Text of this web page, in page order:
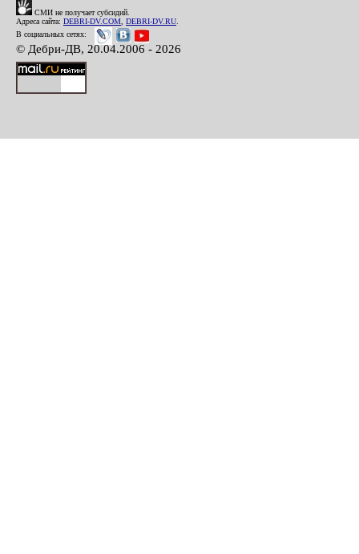
СМИ не получает субсидий.
Адреса сайта: DEBRI-DV.COM DEBRI-DV.RU
В социальных сетях:
© Дебри-ДВ, 20.04.2006 - 2026